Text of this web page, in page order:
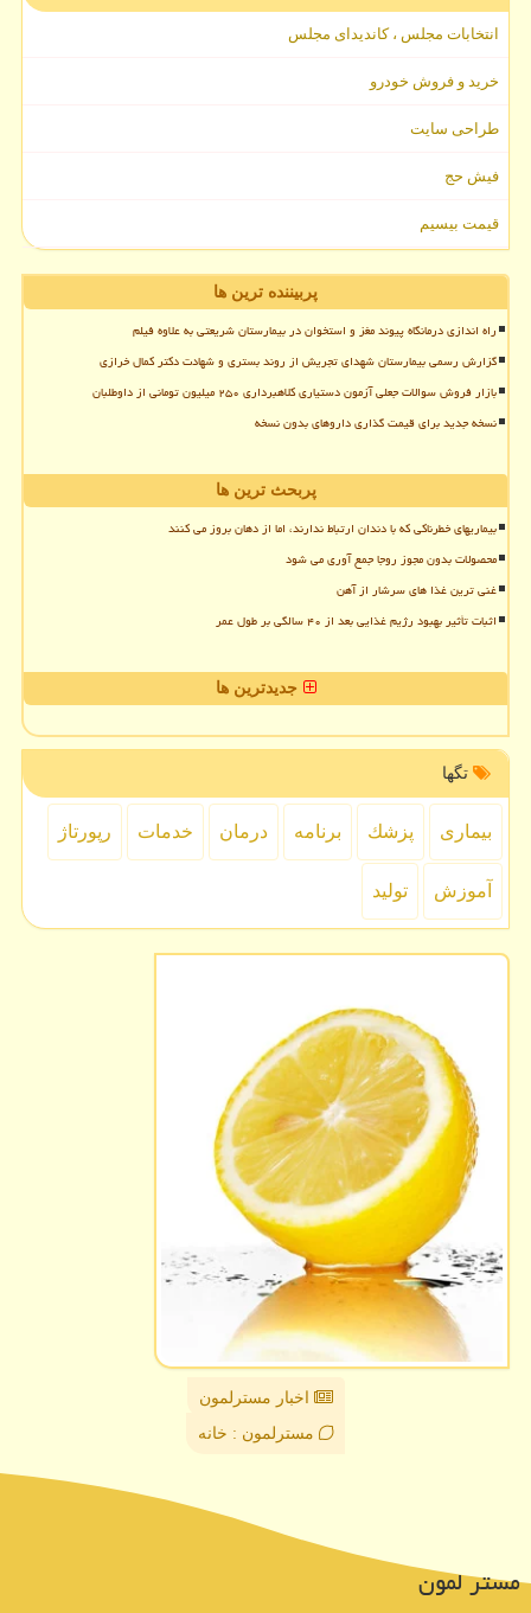
انتخابات مجلس ، کاندیدای مجلس
خرید و فروش خودرو
طراحی سایت
فیش حج
قیمت بیسیم
پربیننده ترین ها
راه اندازی درمانگاه پیوند مغز و استخوان در بیمارستان شریعتی به علاوه فیلم
گزارش رسمی بیمارستان شهدای تجریش از روند بستری و شهادت دکتر کمال خرازی
بازار فروش سوالات جعلی آزمون دستیاری کلاهبرداری ۲۵۰ میلیون تومانی از داوطلبان
نسخه جدید برای قیمت گذاری داروهای بدون نسخه
پربحث ترین ها
بیماریهای خطرناکی که با دندان ارتباط ندارند، اما از دهان بروز می کنند
محصولات بدون مجوز روجا جمع آوری می شود
غنی ترین غذا های سرشار از آهن
اثبات تأثیر بهبود رژیم غذایی بعد از ۴۰ سالگی بر طول عمر
جدیدترین ها
تگها
بیماری پزشك برنامه درمان خدمات رپورتاژ
آموزش تولید
اخبار مسترلمون
مسترلمون : خانه
مستر لمون